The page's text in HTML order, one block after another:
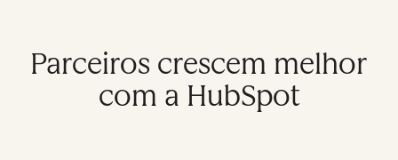
Parceiros crescem melhor
com a HubSpot